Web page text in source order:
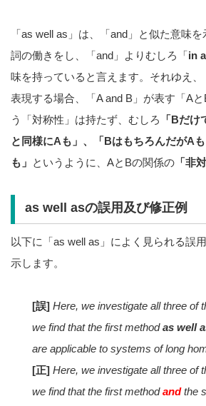
「as well as」は、「and」と似た意味
詞の働きをし、「and」よりむしろ「in
味を持っていると言えます。それゆえ、
表現する場合、「A and B」が表す「A
う「対称性」は持たず、むしろ
「Bだ
と同様にAも」、「BはもちろんだがA
も」 というように、AとBの関係の 「非
as well asの誤用及び修正例
以下に「as well as」によく見られる誤
示します。
[誤] Here, we investigate all three of
we find that the first methodas well
are applicable to systems of long
[正] Here, we investigate all three of
we find that the first methodandthe